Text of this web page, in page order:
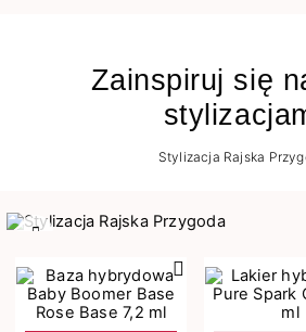
Zainspiruj się
Stylizacja Rajska